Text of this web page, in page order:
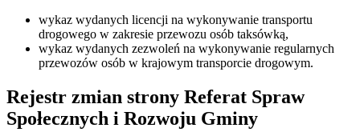
wykaz wydanych licencji na wykonywanie transportu
drogowego w zakresie przewozu osób taksówką,
wykaz wydanych zezwoleń na wykonywanie regularnych
przewozów osób w krajowym transporcie drogowym.
Rejestr zmian strony Referat Spraw
Społecznych i Rozwoju Gminy